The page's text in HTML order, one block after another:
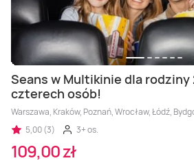
Seans w Multikinie dla rodziny
czterech osób!
Warszawa, Kraków, Poznań, Wrocław, Łódź,
5,00 (3)
3+ os.
109,00 zł